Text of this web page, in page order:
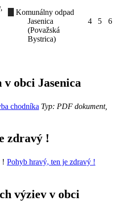
Komunálny odpad
Jasenica
(Považská
Bystrica)
4 5 6
obci Jasenica
chodníka Typ: PDF dokument,
zdravý !
Pohyb hravý, ten je zdravý !
výziev v obci